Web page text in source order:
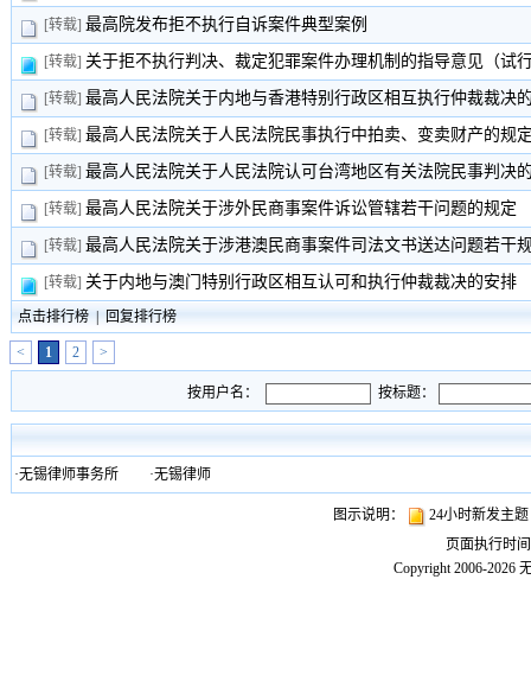
[转载] 最高院发布拒不执行自诉案件典型案例
[转载] 关于拒不执行判决、裁定犯罪案件办理机制的指导意见（试
[转载] 最高人民法院关于内地与香港特别行政区相互执行仲裁裁决
[转载] 最高人民法院关于人民法院民事执行中拍卖、变卖财产的规
[转载] 最高人民法院关于人民法院认可台湾地区有关法院民事判决
[转载] 最高人民法院关于涉外民商事案件诉讼管辖若干问题的规定
[转载] 最高人民法院关于涉港澳民商事案件司法文书送达问题若干
[转载] 关于内地与澳门特别行政区相互认可和执行仲裁裁决的安排
点击排行榜| 回复排行榜
< 1 2 >
按用户名： 按标题：
·无锡律师事务所 ·无锡律师
图示说明：
24小时新发主
页面执行时
Copyright 2006-2026